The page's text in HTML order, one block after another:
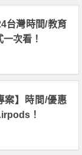
台灣時間/教育
次看！
案】時間/優惠
！